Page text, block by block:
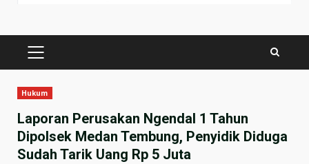
PRIMARY
Hukum
Laporan Perusakan Ngendal 1 Tahun
Dipolsek Medan Tembung, Penyidik Diduga
Sudah Tarik Uang Rp 5 Juta